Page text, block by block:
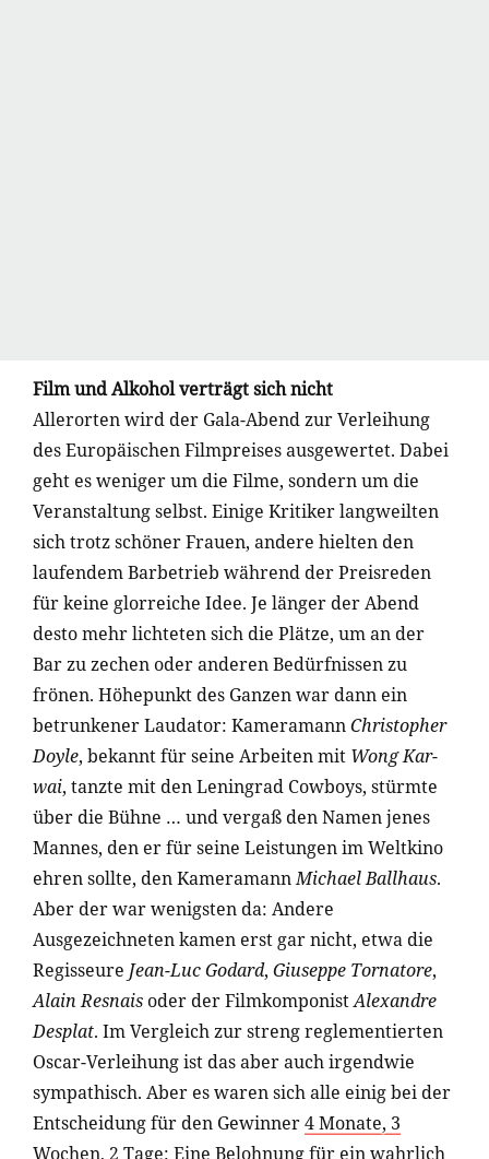
Film und Alkohol verträgt sich nicht
Allerorten wird der Gala-Abend zur Verleihung
des Europäischen Filmpreises ausgewertet. Dabei
geht es weniger um die Filme, sondern um die
Veranstaltung selbst. Einige Kritiker langweilten
sich trotz schöner Frauen, andere hielten den
laufendem Barbetrieb während der Preisreden
für keine glorreiche Idee. Je länger der Abend
desto mehr lichteten sich die Plätze, um an der
Bar zu zechen oder anderen Bedürfnissen zu
frönen. Höhepunkt des Ganzen war dann ein
betrunkener Laudator: KameramannChristopher
Doyle, bekannt für seine Arbeiten mit Wong Kar-
wai, tanzte mit den Leningrad Cowboys, stürmte
über die Bühne … und vergaß den Namen jenes
Mannes, den er für seine Leistungen im Weltkino
ehren sollte, den KameramannMichael Ballhaus.
Aber der war wenigsten da: Andere
Ausgezeichneten kamen erst gar nicht, etwa die
Regisseure Jean-Luc Godard, Giuseppe Tornatore,
Alain Resnais oder der FilmkomponistAlexandre
Desplat. Im Vergleich zur streng reglementierten
Oscar-Verleihung ist das aber auch irgendwie
sympathisch. Aber es waren sich alle einig bei der
Entscheidung für den Gewinner4 Monate, 3
Wochen, 2 Tage: Eine Belohnung für ein wahrlich